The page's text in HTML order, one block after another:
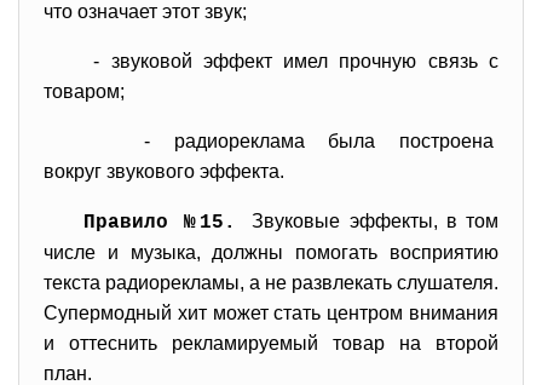
что означает этот звук;
- звуковой эффект имел прочную связь с
товаром;
- радиореклама была построена
вокруг звукового эффекта.
Правило №15.Звуковые эффекты, в том
числе и музыка, должны помогать восприятию
текста радиорекламы, а не развлекать слушателя.
Супермодный хит может стать центром внимания
и оттеснить рекламируемый товар на второй
план.